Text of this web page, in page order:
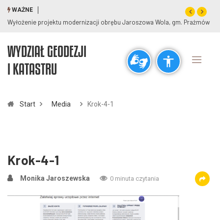
visibility_off title
remove_circle_outline
WAŻNE
Wyłożenie projektu modernizacji obrębu Jaroszowa Wola, gm. Prażmów
WYDZIAŁ GEODEZJI
I KATASTRU
Start Media Krok-4-1
Krok-4-1
Monika Jaroszewska 0 minuta czytania